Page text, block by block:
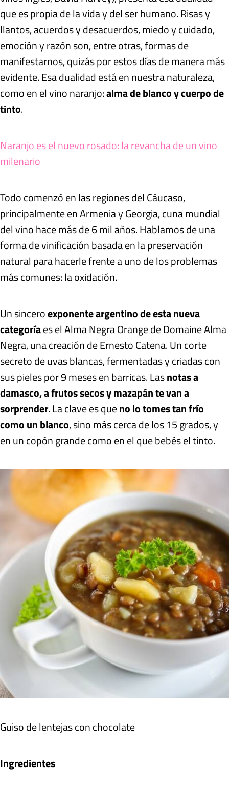
que es propia de la vida y del ser humano. Risas y
llantos, acuerdos y desacuerdos, miedo y cuidado,
emoción y razón son, entre otras, formas de
manifestarnos, quizás por estos días de manera más
evidente. Esa dualidad está en nuestra naturaleza,
como en el vino naranjo:alma de blanco y cuerpo de
tinto.
Naranjo es el nuevo rosado: la revancha de un vino
milenario
Todo comenzó en las regiones del Cáucaso,
principalmente en Armenia y Georgia, cuna mundial
del vino hace más de 6 mil años. Hablamos de una
forma de vinificación basada en la preservación
natural para hacerle frente a uno de los problemas
más comunes: la oxidación.
Un sinceroexponente argentino de esta nueva
categoríaes el Alma Negra Orange de Domaine Alma
Negra, una creación de Ernesto Catena. Un corte
secreto de uvas blancas, fermentadas y criadas con
sus pieles por 9 meses en barricas. Lasnotas a
damasco, a frutos secos y mazapán te van a
sorprender. La clave es queno lo tomes tan frío
como un blanco, sino más cerca de los 15 grados, y
en un copón grande como en el que bebés el tinto.
Guiso de lentejas con chocolate
Ingredientes